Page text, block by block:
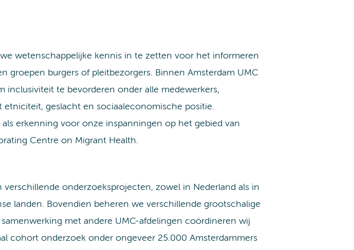
wetenschappelijke kennis in te zetten voor het informeren
groepen burgers of pleitbezorgers. Binnen Amsterdam UMC
inclusiviteit te bevorderen onder alle medewerkers,
geslacht en sociaaleconomische positie.
erkenning voor onze inspanningen op het gebied van
Centre on Migrant Health.
onderzoeksprojecten, zowel in Nederland als in
landen. Bovendien beheren we verschillende grootschalige
met andere UMC-afdelingen coördineren wij
cohort onderzoek onder ongeveer 25.000 Amsterdammers